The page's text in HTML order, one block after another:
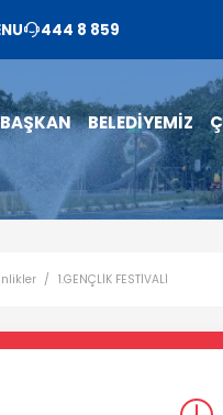
444 8 859
BAŞKAN BELEDİYEMİZ
1.GENÇLİK FESTİVALİ